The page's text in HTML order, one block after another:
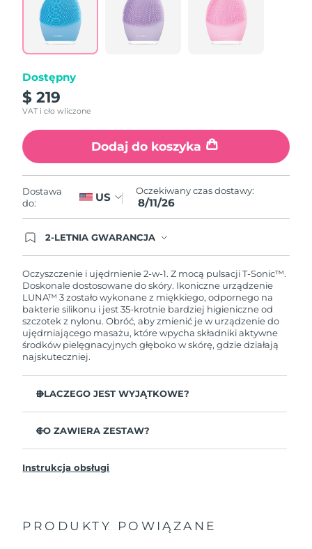
Reviews.
Same
page
link.
Dostępny
$ 219
VAT i cło wliczone
Dodaj do koszyka
Dostawa
do:
US Oczekiwany czas dostawy:
8/11/26
2-LETNIA GWARANCJA
przypadku wystąpienia problemów w ciągu 2 lat
od zakupu, FOREO bezpłatnie wymieni produkt.
Oczyszczenie i ujędrnienie 2-w-1. Z mocą pulsacji T-Sonic™.
Doskonale dostosowane do skóry. Ikoniczne urządzenie
LUNA™ 3 zostało wykonane z miękkiego, odpornego na
bakterie silikonu i jest 35-krotnie bardziej higieniczne od
szczotek z nylonu. Obróć, aby zmienić je w urządzenie do
ujędrniającego masażu, które wpycha składniki aktywne
środków pielęgnacyjnych głęboko w skórę, gdzie działają
najskuteczniej.
DLACZEGO JEST WYJĄTKOWE?
zanieczyszczeń, sebum i pozostałości makijażu.
Usuń zalegające głęboko w porach nieczystości,
jaśniejszej, zdrowszej cery.
Ultramiękkie wypustki z silikonu delikatnie usuwają
CO ZAWIERA ZESTAW?
Kabel ładujący USB
Ogólna instrukcja
Instrukcja obsługi
PRODUKTY POWIĄZANE